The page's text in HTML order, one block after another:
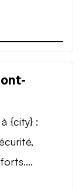
{city} :